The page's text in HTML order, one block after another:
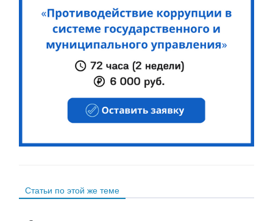
Статьи по этой же теме